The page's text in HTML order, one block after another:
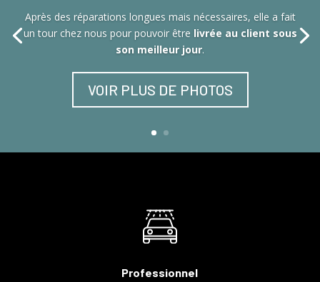
Après des réparations longues mais nécessaires, elle a fait
un tour chez nous pour pouvoir être livrée au client sous
son meilleur jour.
VOIR PLUS DE PHOTOS
Professionnel